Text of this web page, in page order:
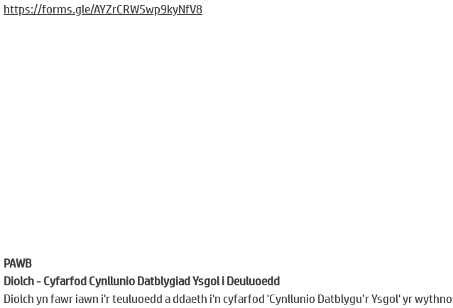
https://forms.gle/AYZrCRW5wp9kyNfV8
PAWB
Diolch - Cyfarfod Cynllunio Datblygiad Ysgol i Deuluoedd
Diolch yn fawr iawn i'r teuluoedd a ddaeth i'n cyfarfod 'Cynllunio Datblygu’r Ysgol' yr